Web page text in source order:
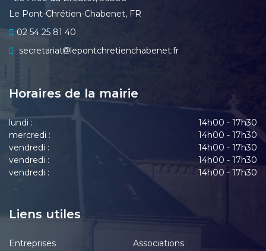
Le Pont-Chrétien-Chabenet, FR
02 54 25 81 40
secretariat
lepontchretienchabenet.fr
Horaires de la mairie
lundi :
14h00 - 17h30
mercredi :
14h00 - 17h30
vendredi :
14h00 - 17h30
vendredi :
14h00 - 17h30
vendredi :
14h00 - 17h30
Liens utiles
Entreprises Associations